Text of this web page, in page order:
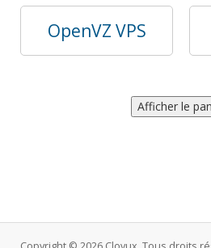
OpenVZ VPS